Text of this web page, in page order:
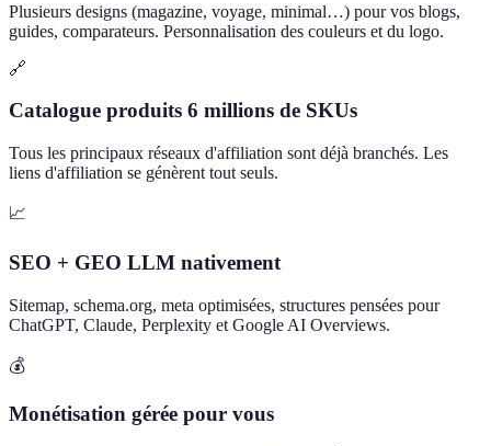
Plusieurs designs (magazine, voyage, minimal…) pour vos blogs,
guides, comparateurs. Personnalisation des couleurs et du logo.
🔗
Catalogue produits 6 millions de SKUs
Tous les principaux réseaux d'affiliation sont déjà branchés. Les
liens d'affiliation se génèrent tout seuls.
📈
SEO + GEO LLM nativement
Sitemap, schema.org, meta optimisées, structures pensées pour
ChatGPT, Claude, Perplexity et Google AI Overviews.
💰
Monétisation gérée pour vous